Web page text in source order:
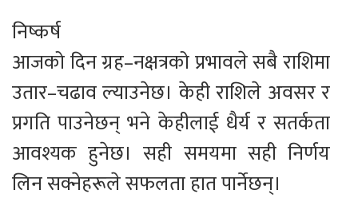
निष्कर्ष
आजको दिन ग्रह–नक्षत्रको प्रभावले सबै राशिमा
उतार–चढाव ल्याउनेछ। केही राशिले अवसर र
प्रगति पाउनेछन् भने केहीलाई धैर्य र सतर्कता
आवश्यक हुनेछ। सही समयमा सही निर्णय
लिन सक्नेहरूले सफलता हात पार्नेछन्।